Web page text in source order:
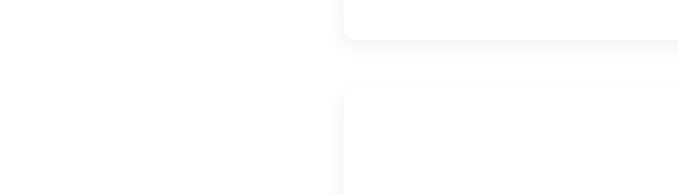
合格阈值：A声级≤65dB（家庭场景
失效案例：电机异响（高频噪声超标